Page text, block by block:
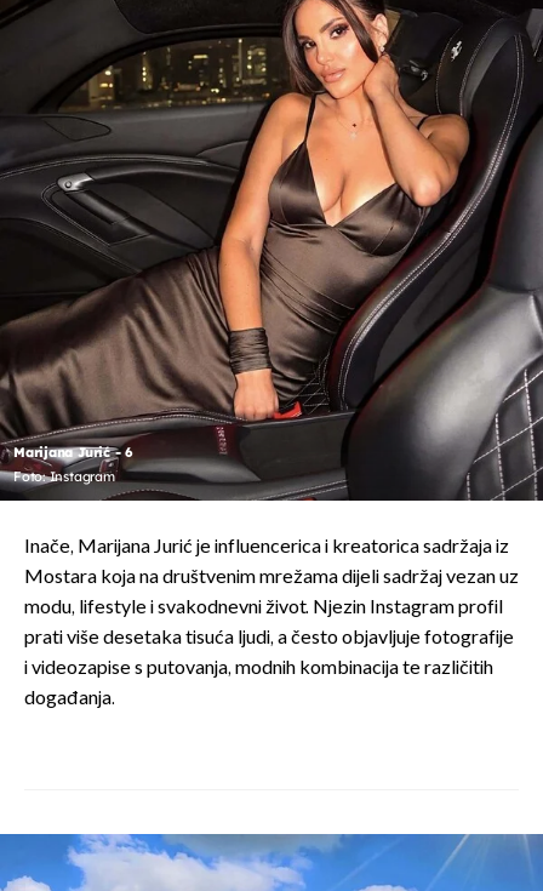
Marijana Jurić - 6
Foto: Instagram
Inače, Marijana Jurić je influencerica i kreatorica sadržaja iz
Mostara koja na društvenim mrežama dijeli sadržaj vezan uz
modu, lifestyle i svakodnevni život. Njezin Instagram profil
prati više desetaka tisuća ljudi, a često objavljuje fotografije
i videozapise s putovanja, modnih kombinacija te različitih
događanja.